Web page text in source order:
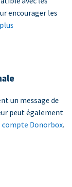
encourager les
un message de
peut également
compte Donorbox.